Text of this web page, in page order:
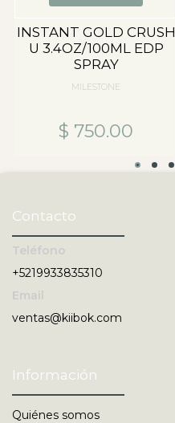
INSTANT GOLD CRUSH
U 3.4OZ/100ML EDP
SPRAY
MILESTONE
$ 750.00
Contacto
+5219933835310
ventas@kiibok.com
Información
Quiénes somos